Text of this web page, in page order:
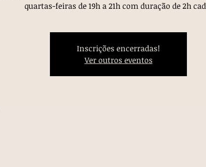
quartas-feiras de 19h a 21h com duração de 2h
Inscrições encerradas!
Ver outros eventos